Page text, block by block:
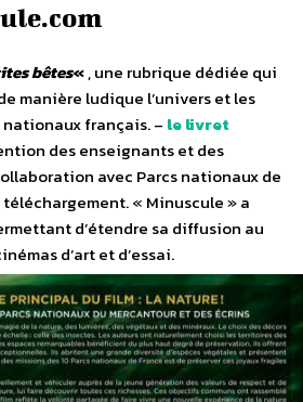
bêtes«, une rubrique dédiée qui
manière ludique l’univers et les
nationaux français. – le livret
des enseignants et des
avec Parcs nationaux de
« Minuscule » a
d’étendre sa diffusion au
d’art et d’essai.